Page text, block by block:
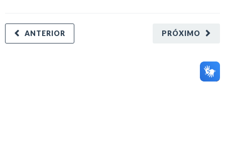
PRÓXIMO
ANTERIOR